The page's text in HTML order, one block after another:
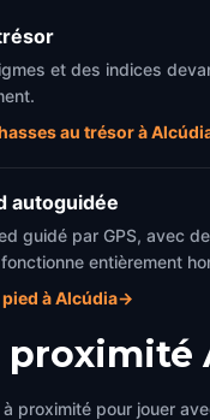
et des indices
au trésor à
autoguidée
guidé par GPS, avec
entièrement
à Alcúdia→
proximité
proximité pour jouer